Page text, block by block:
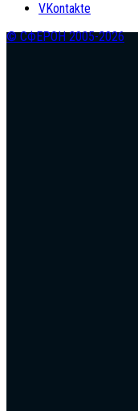
VKontakte
© СФЕРОН 2005-2026